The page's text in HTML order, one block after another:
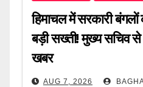
हिमाचल में सरकारी
बड़ी सख्ती! मुख्य सचिव से
खबर
AUG 7, 2026